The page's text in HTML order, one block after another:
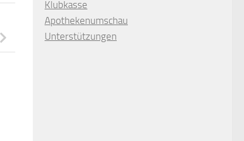
Klubkasse
Apothekenumschau
Unterstützungen